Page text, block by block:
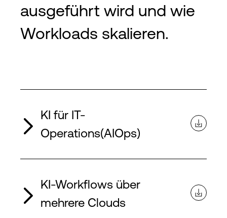
ausgeführt wird und wie
Workloads skalieren.
KI für IT-
Operations(AIOps)
KI-Workflows über
mehrere Clouds